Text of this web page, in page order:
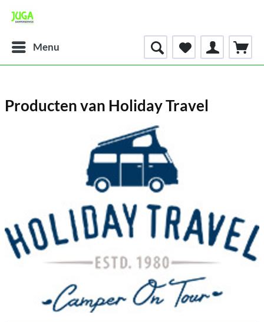
Menu
Producten van Holiday Travel